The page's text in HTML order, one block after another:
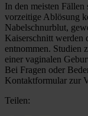
In den meisten Fällen
vorzeitige Ablösung
Nabelschnurblut,
Kaiserschnitt werden
entnommen. Studien
einer vaginalen
Bei Fragen oder
Kontaktformular zur
Teilen: